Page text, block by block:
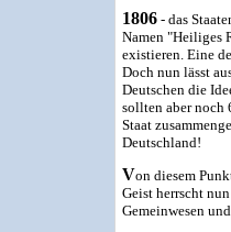
1806 - das
Namen "Heiliges
existieren. Eine
Doch nun lässt
Deutschen die
sollten aber noch
Staat
Deutschland!
Von diesem
Geist herrscht
Gemeinwesen